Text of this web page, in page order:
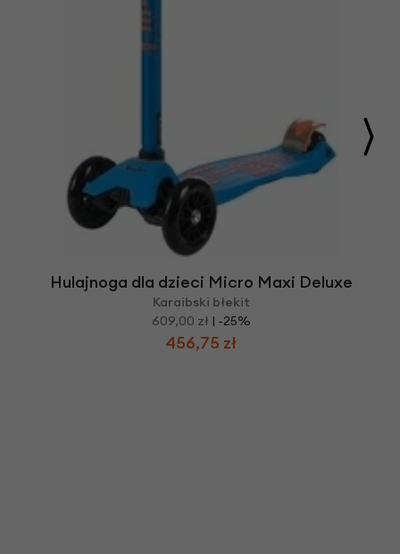
Hulajnoga dla dzieci Micro Maxi Deluxe
Karaibski błekit
609,00 zł | -25%
456,75 zł